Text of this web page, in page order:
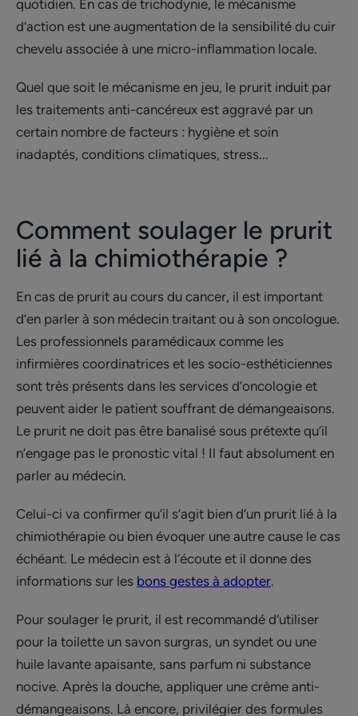
quotidien. En cas de trichodynie, le mécanisme
d’action est une augmentation de la sensibilité du cuir
chevelu associée à une micro-inflammation locale.
Quel que soit le mécanisme en jeu, le prurit induit par
les traitements anti-cancéreux est aggravé par un
certain nombre de facteurs : hygiène et soin
inadaptés, conditions climatiques, stress...
Comment soulager le prurit
lié à la chimiothérapie ?
En cas de prurit au cours du cancer, il est important
d’en parler à son médecin traitant ou à son oncologue.
Les professionnels paramédicaux comme les
infirmières coordinatrices et les socio-esthéticiennes
sont très présents dans les services d’oncologie et
peuvent aider le patient souffrant de démangeaisons.
Le prurit ne doit pas être banalisé sous prétexte qu’il
n’engage pas le pronostic vital ! Il faut absolument en
parler au médecin.
Celui-ci va confirmer qu’il s’agit bien d’un prurit lié à la
chimiothérapie ou bien évoquer une autre cause le cas
échéant. Le médecin est à l’écoute et il donne des
informations sur les bons gestes à adopter.
Pour soulager le prurit, il est recommandé d’utiliser
pour la toilette un savon surgras, un syndet ou une
huile lavante apaisante, sans parfum ni substance
nocive. Après la douche, appliquer une crème anti-
démangeaisons. Là encore, privilégier des formules